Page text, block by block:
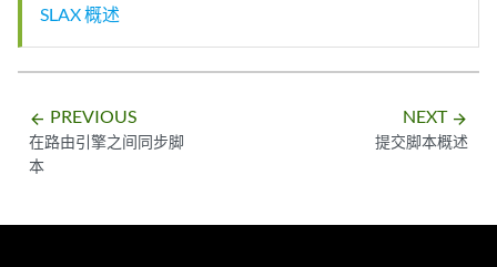
SLAX 概述
arrow_backward PREVIOUS
在路由引擎之间同步脚
本
NEXT arrow_forward
提交脚本概述